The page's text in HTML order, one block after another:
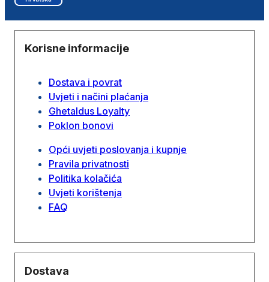
Korisne informacije
Dostava i povrat
Uvjeti i načini plaćanja
Ghetaldus Loyalty
Poklon bonovi
Opći uvjeti poslovanja i kupnje
Pravila privatnosti
Politika kolačića
Uvjeti korištenja
FAQ
Dostava